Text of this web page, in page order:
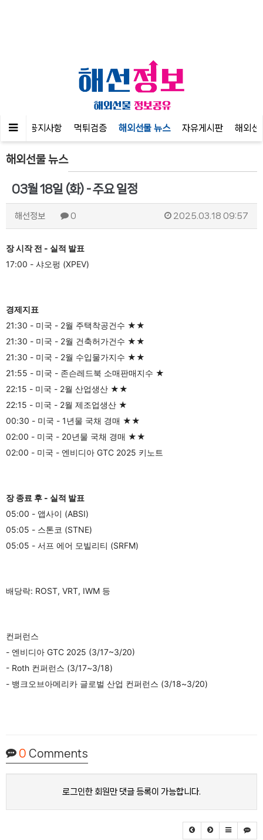
트 공지사항 먹튀검증 해외선물 뉴스 자유게시판 해외선
해외선물 뉴스
03월 18일 (화) - 주요 일정
해선정보 0 2025.03.18 09:57
장 시작 전 - 실적 발표
17:00 - 샤오펑 (XPEV)
경제지표
21:30 - 미국 - 2월 주택착공건수 ★★
21:30 - 미국 - 2월 건축허가건수 ★★
21:30 - 미국 - 2월 수입물가지수 ★★
21:55 - 미국 - 존슨레드북 소매판매지수 ★
22:15 - 미국 - 2월 산업생산 ★★
22:15 - 미국 - 2월 제조업생산 ★
00:30 - 미국 - 1년물 국채 경매 ★★
02:00 - 미국 - 20년물 국채 경매 ★★
02:00 - 미국 - 엔비디아 GTC 2025 키노트
장 종료 후 - 실적 발표
05:00 - 앱사이 (ABSI)
05:05 - 스톤코 (STNE)
05:05 - 서프 에어 모빌리티 (SRFM)
배당락: ROST, VRT, IWM 등
컨퍼런스
- 엔비디아 GTC 2025 (3/17~3/20)
- Roth 컨퍼런스 (3/17~3/18)
- 뱅크오브아메리카 글로벌 산업 컨퍼런스 (3/18~3/20)
0 Comments
로그인한 회원만 댓글 등록이 가능합니다.